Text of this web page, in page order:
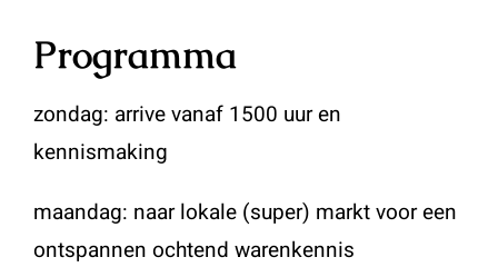
Programma
zondag: arrive vanaf 1500 uur en
kennismaking
maandag: naar lokale (super) markt voor een
ontspannen ochtend warenkennis